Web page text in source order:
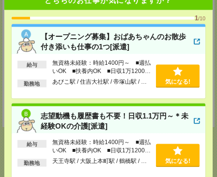
1/10
【オープニング募集】おばあちゃんのお散歩
付き添いも仕事の1つ[派遣]
給与
無資格未経験：時給1400円～ ■週払
いOK ■扶養内OK ■日収1万1200円
以上
勤務地 あびこ駅 / 住吉大社駅 / 帝塚山駅 / … 気になる!
志望動機も履歴書も不要！日収1.1万円～＊未
経験OKの介護[派遣]
給与
無資格未経験：時給1400円～ ■週払
いOK ■扶養内OK ■日収1万1200円
以上
勤務地 天王寺駅 / 大阪上本町駅 / 鶴橋駅 / … 気になる!
担当：採用担当
和歌山サテライトオフィス
〒640-8154 和歌山県和歌山市六番丁5 和歌山六番丁801ビル5F
TEL：073-436-9765
FAX：073-423-8405
兵庫県神戸市中央区小野柄通4-1-22 アーバンエース三宮ビル9F
TEL：078-222-8435
担当：採用担当
応募ページへ